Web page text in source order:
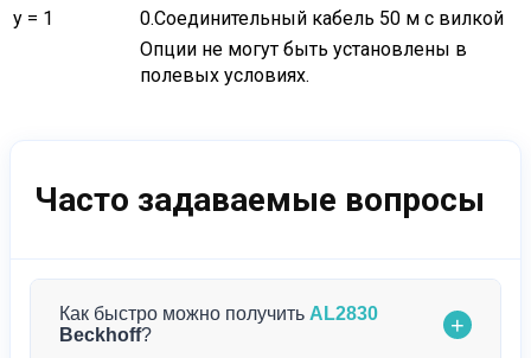
y = 1
0.Соединительный кабель 50 м с вилкой
Опции не могут быть установлены в
полевых условиях.
Часто задаваемые вопросы
Как быстро можно получить AL2830
Beckhoff? +